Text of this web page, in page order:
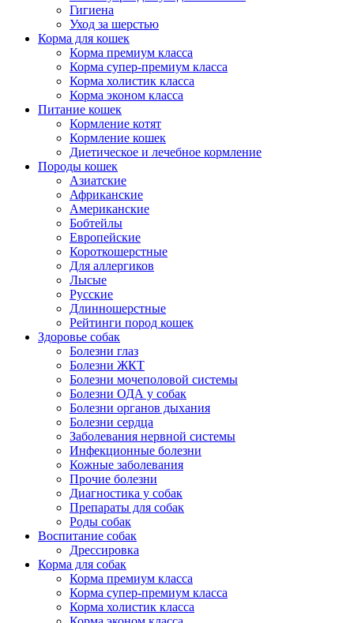
Гигиена
Уход за шерстью
Корма для кошек
Корма премиум класса
Корма супер-премиум класса
Корма холистик класса
Корма эконом класса
Питание кошек
Кормление котят
Кормление кошек
Диетическое и лечебное кормление
Породы кошек
Азиатские
Африканские
Американские
Бобтейлы
Европейские
Короткошерстные
Для аллергиков
Лысые
Русские
Длинношерстные
Рейтинги пород кошек
Здоровье собак
Болезни глаз
Болезни ЖКТ
Болезни мочеполовой системы
Болезни ОДА у собак
Болезни органов дыхания
Болезни сердца
Заболевания нервной системы
Инфекционные болезни
Кожные заболевания
Прочие болезни
Диагностика у собак
Препараты для собак
Роды собак
Воспитание собак
Дрессировка
Корма для собак
Корма премиум класса
Корма супер-премиум класса
Корма холистик класса